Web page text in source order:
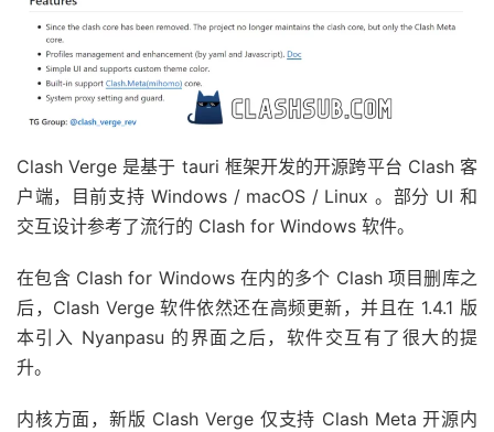
Clash Verge 是基于 tauri 框架开发的开源跨平台 Clash 客
户端，目前支持 Windows / macOS / Linux 。部分 UI 和
交互设计参考了流行的 Clash for Windows 软件。
在包含 Clash for Windows 在内的多个 Clash 项目删库之
后，Clash Verge 软件依然还在高频更新，并且在 1.4.1 版
本引入 Nyanpasu 的界面之后，软件交互有了很大的提
升。
内核方面，新版 Clash Verge 仅支持 Clash Meta 开源内